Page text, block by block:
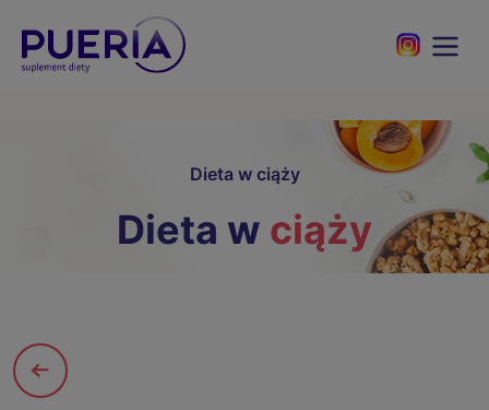
Dieta w ciąży
Dieta w ciąży